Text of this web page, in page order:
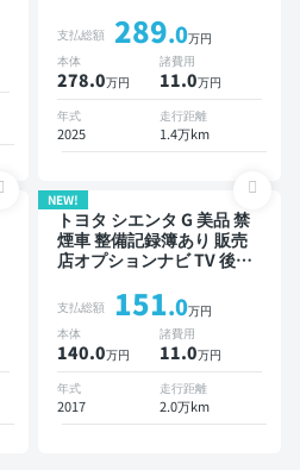
オートクルーズ 3列シート
スマートキー ETC バック
モニター 全方位カメラ ド
ライブレコーダー 衝突軽減
両側電動スライドドア 7人
乗り
支払総額 289.0万円
本体
278.0万円
諸費用
11.0万円
年式
2025
走行距離
1.4万km
NEW!
トヨタ シエンタ G 美品 禁
煙車 整備記録簿あり 販売
店オプションナビ TV 後席
トキー バックモニター ド
ライブレコーダー 衝突軽減
両側電動スライドドア 7人
乗り
支払総額 151.0万円
本体
140.0万円
諸費用
11.0万円
年式
2017
走行距離
2.0万km